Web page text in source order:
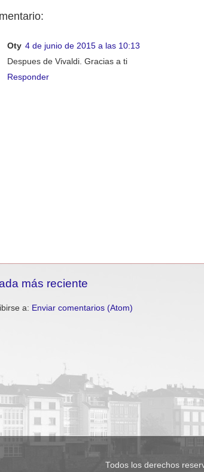
Oty 4 de junio de 2015 a las 10:13
Despues de Vivaldi. Gracias a ti
Responder
más reciente
a: Enviar comentarios (Atom)
Todos los derechos